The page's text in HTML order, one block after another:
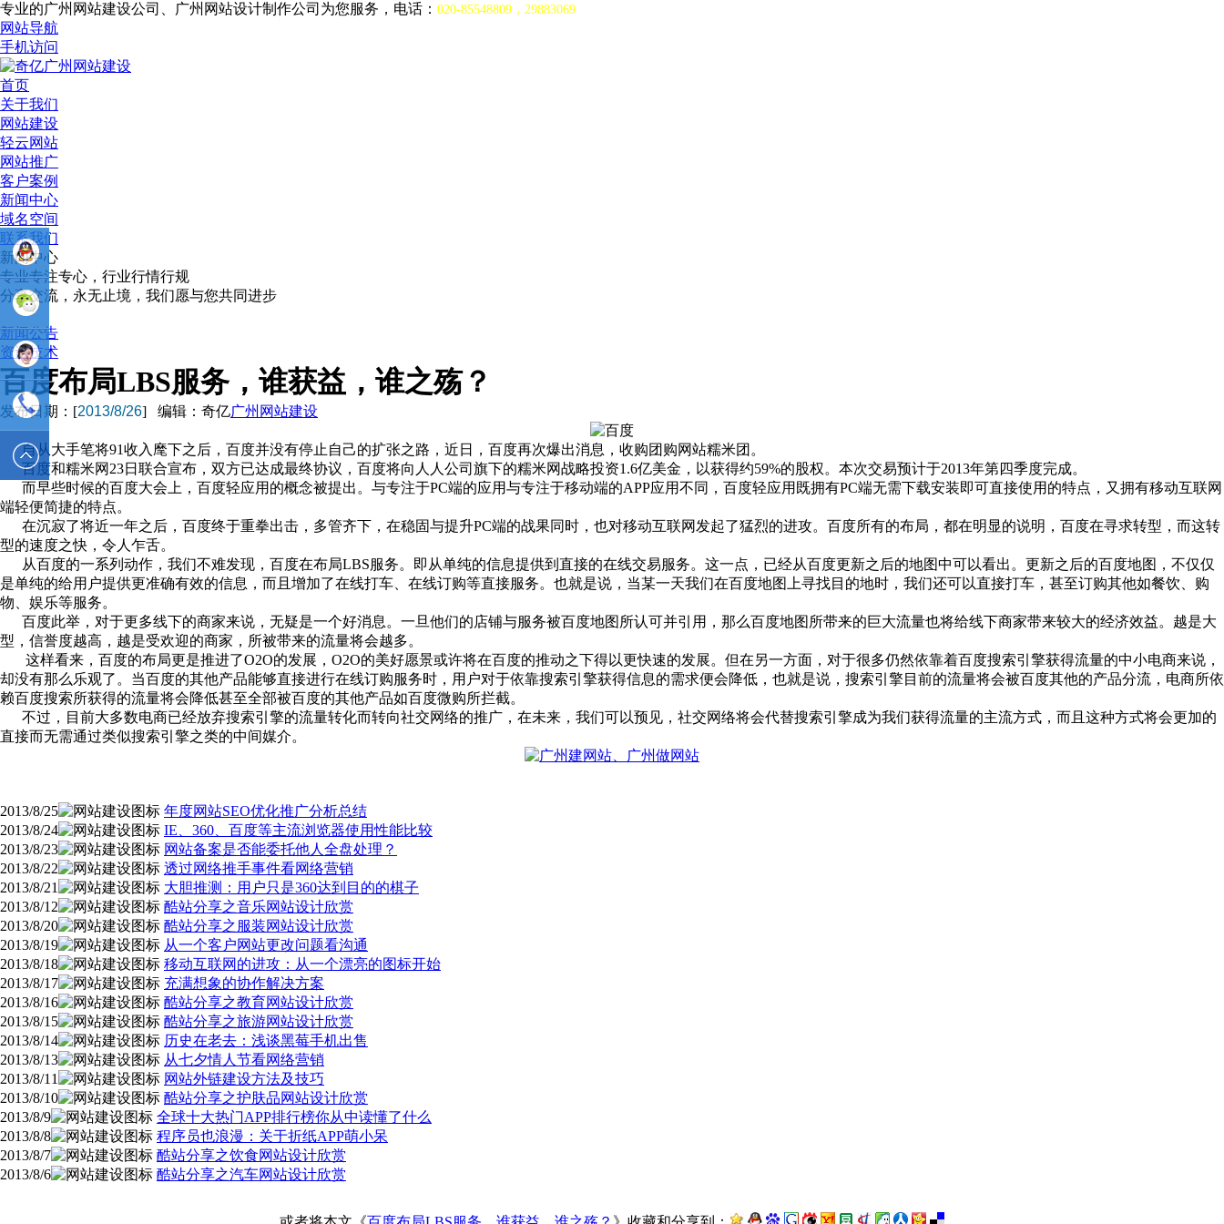
专业的广州网站建设公司、广州网站设计制作公司为您服务，电话： 020-85548809，29883069
网站导航
手机访问
首页
关于我们
网站建设
轻云网站
网站推广
客户案例
新闻中心
域名空间
联系我们
新闻中心
专业专注专心，行业行情行规
分享交流，永无止境，我们愿与您共同进步
新闻公告
资讯技术
百度布局LBS服务，谁获益，谁之殇？
发布日期：[2013/8/26] 编辑：奇亿广州网站建设
自从大手笔将91收入麾下之后，百度并没有停止自己的扩张之路，近日，百度再次爆出消息，收购团购网站糯米团。
百度和糯米网23日联合宣布，双方已达成最终协议，百度将向人人公司旗下的糯米网战略投资1.6亿美金，以获得约59%的股权。本次交易预计于2013年第四季度完成。
而早些时候的百度大会上，百度轻应用的概念被提出。与专注于PC端的应用与专注于移动端的APP应用不同，百度轻应用既拥有PC端无需下载安装即可直接使用的特点，又拥有移动互联网
端轻便简捷的特点。
在沉寂了将近一年之后，百度终于重拳出击，多管齐下，在稳固与提升PC端的战果同时，也对移动互联网发起了猛烈的进攻。百度所有的布局，都在明显的说明，百度在寻求转型，而这转
型的速度之快，令人乍舌。
从百度的一系列动作，我们不难发现，百度在布局LBS服务。即从单纯的信息提供到直接的在线交易服务。这一点，已经从百度更新之后的地图中可以看出。更新之后的百度地图，不仅仅
是单纯的给用户提供更准确有效的信息，而且增加了在线打车、在线订购等直接服务。也就是说，当某一天我们在百度地图上寻找目的地时，我们还可以直接打车，甚至订购其他如餐饮、购
物、娱乐等服务。
百度此举，对于更多线下的商家来说，无疑是一个好消息。一旦他们的店铺与服务被百度地图所认可并引用，那么百度地图所带来的巨大流量也将给线下商家带来较大的经济效益。越是大
型，信誉度越高，越是受欢迎的商家，所被带来的流量将会越多。
这样看来，百度的布局更是推进了O2O的发展，O2O的美好愿景或许将在百度的推动之下得以更快速的发展。但在另一方面，对于很多仍然依靠着百度搜索引擎获得流量的中小电商来说，
却没有那么乐观了。当百度的其他产品能够直接进行在线订购服务时，用户对于依靠搜索引擎获得信息的需求便会降低，也就是说，搜索引擎目前的流量将会被百度其他的产品分流，电商所依
赖百度搜索所获得的流量将会降低甚至全部被百度的其他产品如百度微购所拦截。
不过，目前大多数电商已经放弃搜索引擎的流量转化而转向社交网络的推广，在未来，我们可以预见，社交网络将会代替搜索引擎成为我们获得流量的主流方式，而且这种方式将会更加的
直接而无需通过类似搜索引擎之类的中间媒介。
2013/8/25
年度网站SEO优化推广分析总结
2013/8/24
IE、360、百度等主流浏览器使用性能比较
2013/8/23
网站备案是否能委托他人全盘处理？
2013/8/22
透过网络推手事件看网络营销
2013/8/21
大胆推测：用户只是360达到目的的棋子
2013/8/12
酷站分享之音乐网站设计欣赏
2013/8/20
酷站分享之服装网站设计欣赏
2013/8/19
从一个客户网站更改问题看沟通
2013/8/18
移动互联网的进攻：从一个漂亮的图标开始
2013/8/17
充满想象的协作解决方案
2013/8/16
酷站分享之教育网站设计欣赏
2013/8/15
酷站分享之旅游网站设计欣赏
2013/8/14
历史在老去：浅谈黑莓手机出售
2013/8/13
从七夕情人节看网络营销
2013/8/11
网站外链建设方法及技巧
2013/8/10
酷站分享之护肤品网站设计欣赏
2013/8/9
全球十大热门APP排行榜你从中读懂了什么
2013/8/8
程序员也浪漫：关于折纸APP萌小呆
2013/8/7
酷站分享之饮食网站设计欣赏
2013/8/6
酷站分享之汽车网站设计欣赏
业务
QQ：
81233044
售后Q :
2589562336
电话 :
19928326554